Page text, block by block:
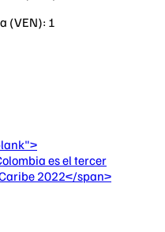
(VEN): 1
es el tercer
2022</span>